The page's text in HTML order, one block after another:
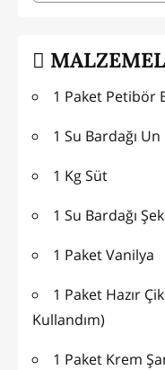
1 Paket Petibör
1 Su Bardağı Un
1 Kg Süt
1 Su Bardağı
1 Paket Vanilya
1 Paket Hazır
Kullandım)
1 Paket Krem